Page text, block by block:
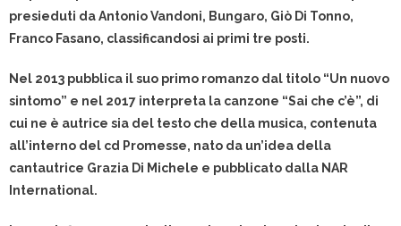
presieduti da Antonio Vandoni, Bungaro, Giò Di Tonno,
Franco Fasano, classificandosi ai primi tre posti.
Nel 2013 pubblica il suo primo romanzo dal titolo “Un nuovo
sintomo” e nel 2017 interpreta la canzone “Sai che c’è”, di
cui ne è autrice sia del testo che della musica, contenuta
all’interno del cd Promesse, nato da un’idea della
cantautrice Grazia Di Michele e pubblicato dalla NAR
International.